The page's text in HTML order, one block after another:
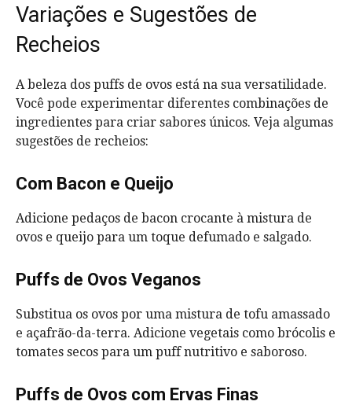
Variações e Sugestões de
Recheios
A beleza dos puffs de ovos está na sua versatilidade.
Você pode experimentar diferentes combinações de
ingredientes para criar sabores únicos. Veja algumas
sugestões de recheios:
Com Bacon e Queijo
Adicione pedaços de bacon crocante à mistura de
ovos e queijo para um toque defumado e salgado.
Puffs de Ovos Veganos
Substitua os ovos por uma mistura de tofu amassado
e açafrão-da-terra. Adicione vegetais como brócolis e
tomates secos para um puff nutritivo e saboroso.
Puffs de Ovos com Ervas Finas